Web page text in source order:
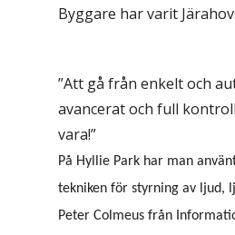
Byggare har varit
”Att gå från enkelt och
avancerat och full
vara!”
På Hyllie Park har man
tekniken för styrning av ljud,
Peter Colmeus från